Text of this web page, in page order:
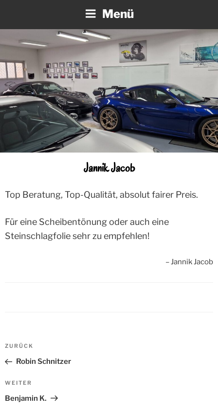
springen
Menü
Jannik Jacob
Top Beratung, Top-Qualität, absolut fairer Preis.
Für eine Scheibentönung oder auch eine
Steinschlagfolie sehr zu empfehlen!
Jannik Jacob
Beitrags-
Navigation
Vorheriger
Beitrag
ZURÜCK
Robin Schnitzer
Nächster
Beitrag
WEITER
Benjamin K.